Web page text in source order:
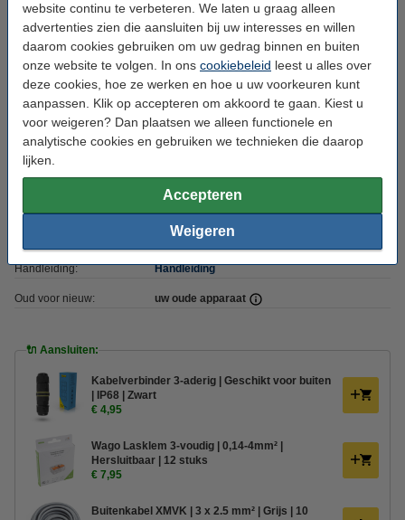
website continu te verbeteren. We laten u graag alleen
advertenties zien die aansluiten bij uw interesses en willen
daarom cookies gebruiken om uw gedrag binnen en buiten
onze website te volgen. In ons cookiebeleid leest u alles over
deze cookies, hoe ze werken en hoe u uw voorkeuren kunt
aanpassen. Klik op accepteren om akkoord te gaan. Kiest u
voor weigeren? Dan plaatsen we alleen functionele en
analytische cookies en gebruiken we technieken die daarop
lijken.
Accepteren
Weigeren
Afmetingen: 53 x 112 x 158 mm (lxbxh)
Werktemperatuur: -25 tot +40 °C
Beschermingsniveau: IP65
Gebruik: Binnen/buiten
Klasse: I
IK-waarde: IK08
Handleiding: Handleiding
Oud voor nieuw: uw oude apparaat
🔌 Aansluiten:
Kabelverbinder 3-aderig | Geschikt voor buiten
| IP68 | Zwart
€ 4,95
Wago Lasklem 3-voudig | 0,14-4mm² |
Hersluitbaar | 12 stuks
€ 7,95
Buitenkabel XMVK | 3 x 2.5 mm² | Grijs | 10